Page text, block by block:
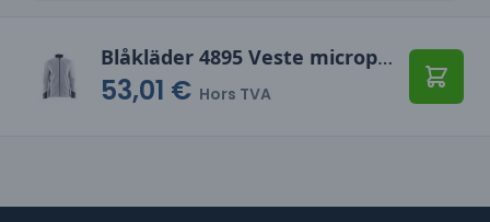
Blåkläder 4895 Veste micropolaire
53,01 € Hors TVA